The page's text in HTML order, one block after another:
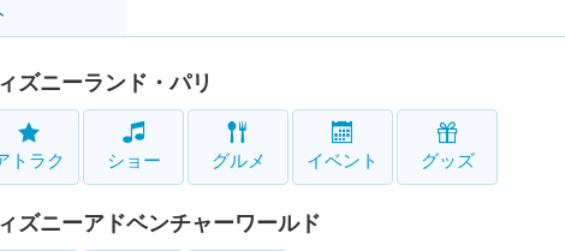
ズニーランド・パリ
トラク ショー グルメ イベント グッズ
ズニーアドベンチャーワールド